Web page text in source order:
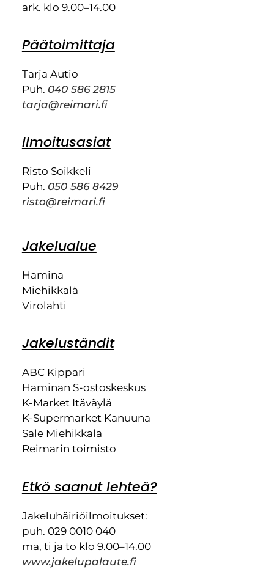
ark. klo 9.00–14.00
Päätoimittaja
Tarja Autio
Puh. 040 586 2815
tarja@reimari.fi
Ilmoitusasiat
Risto Soikkeli
Puh. 050 586 8429
risto@reimari.fi
Jakelualue
Hamina
Miehikkälä
Virolahti
Jakeluständit
ABC Kippari
Haminan S-ostoskeskus
K-Market Itäväylä
K-Supermarket Kanuuna
Sale Miehikkälä
Reimarin toimisto
Etkö saanut lehteä?
Jakeluhäiriöilmoitukset:
puh. 029 0010 040
ma, ti ja to klo 9.00–14.00
www.jakelupalaute.fi